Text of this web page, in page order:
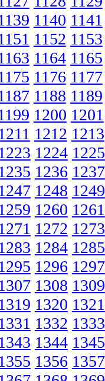
1140 1141
1152 1153
1164 1165
1176 1177
1188 1189
1200 1201
1212 1213
1224 1225
1236 1237
1248 1249
1260 1261
1272 1273
1284 1285
1296 1297
1308 1309
1320 1321
1332 1333
1344 1345
1356 1357